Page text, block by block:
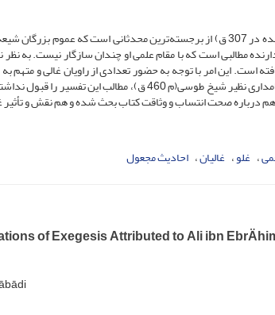
ابوالحسن علی بن ابراهیم قمی(زنده در 307 ق) از برجسته‌ترین محدثانی
مطالبی است که با مقام علمی او چندان سازگار نیست. به نظر
است. این امر با توجه به حضور تعدادی از راویان غالی و
می‌شود. به ظنّ قوی، دانشمند نامداری نظیر شیخ طوسی(م
درباره صحت انتساب و وثاقت کتاب بحث شده و هم نقش و تأثیر
غلو غالیان احادیث مجعول
of Exegesis Attributed to Ali ibn